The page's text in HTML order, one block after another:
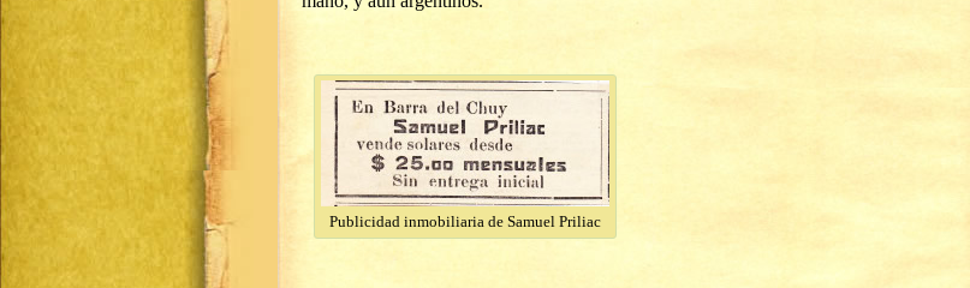
Publicidad inmobiliaria de Samuel Priliac